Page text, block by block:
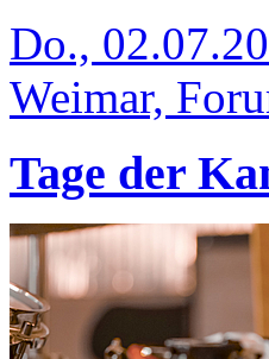
Do.,
Weimar,
Tage der